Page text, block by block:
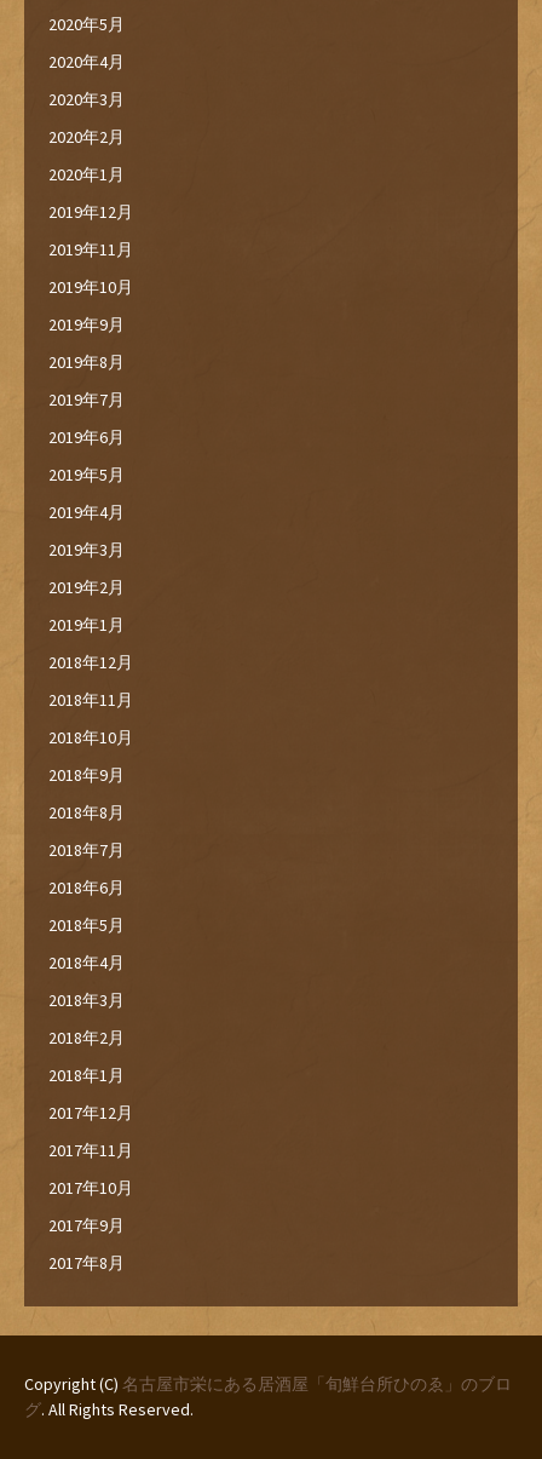
2020年5月
2020年4月
2020年3月
2020年2月
2020年1月
2019年12月
2019年11月
2019年10月
2019年9月
2019年8月
2019年7月
2019年6月
2019年5月
2019年4月
2019年3月
2019年2月
2019年1月
2018年12月
2018年11月
2018年10月
2018年9月
2018年8月
2018年7月
2018年6月
2018年5月
2018年4月
2018年3月
2018年2月
2018年1月
2017年12月
2017年11月
2017年10月
2017年9月
2017年8月
Copyright (C) 名古屋市栄にある居酒屋「旬鮮台所ひのゑ」のブロ
グ. All Rights Reserved.